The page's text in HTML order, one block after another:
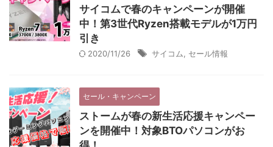
サイコムで春のキャンペーンが開催
中！第3世代Ryzen搭載モデルが1万円
引き
2020/11/26 サイコム セール情報
セール・キャンペーン
ストームが春の新生活応援キャンペー
ンを開催中！対象BTOパソコンがお